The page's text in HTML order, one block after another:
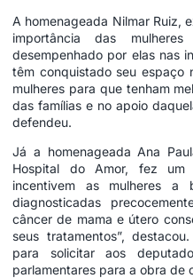
A homenageada Nilmar Ruiz,
importância das
desempenhado por elas nas
têm conquistado seu espaço
mulheres para que tenham
das famílias e no apoio
defendeu.
Já a homenageada Ana
Hospital do Amor, fez
incentivem as mulheres a
diagnosticadas
câncer de mama e útero
seus tratamentos”,
para solicitar aos
parlamentares para a obra de